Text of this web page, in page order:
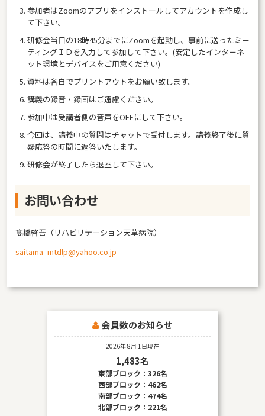
参加者はZoomのアプリをインストールしてアカウントを作成し
て下さい。
研修会当日の18時45分までにZoomを起動し、事前に送ったミー
ティングＩＤを入力して参加して下さい。(安定したインターネ
ット環境とデバイスをご用意ください)
資料は各自でプリントアウトをお願い致します。
講義の録音・録画はご遠慮ください。
参加中は受講者側の音声をOFFにして下さい。
今回は、講義中の質問はチャットで受付します。講義終了後に質
疑応答の時間に返答いたします。
研修会が終了したら退室して下さい。
お問い合わせ
髙橋啓吾（リハビリテーション天草病院）
saitama_mtdlp@yahoo.co.jp
会員数のお知らせ
2026年 8月 1日現在
1,483名
東部ブロック：326名
西部ブロック：462名
南部ブロック：474名
北部ブロック：221名